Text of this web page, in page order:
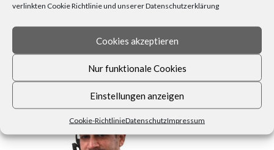
verlinkten Cookie Richtlinie und unserer Datenschutzerklärung
Cookies akzeptieren
Nur funktionale Cookies
Einstellungen anzeigen
Cookie-RichtlinieDatenschutzImpressum
FRAGEN, ANREGUNGEN, WÜNSCHE?